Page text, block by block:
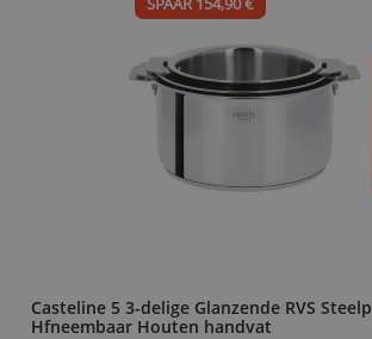
Casteline 5 3-delige Glanzende RVS
Hfneembaar Houten handvat